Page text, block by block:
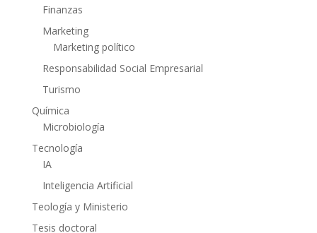
Finanzas
Marketing
Marketing político
Responsabilidad Social Empresarial
Turismo
Química
Microbiología
Tecnología
IA
Inteligencia Artificial
Teología y Ministerio
Tesis doctoral